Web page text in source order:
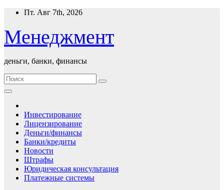
Перейти
содержимому
Пт. Авг 7th, 2026
Менеджмент
деньги, банки, финансы
Инвестирование
Лицензирование
Деньги/финансы
Банки/кредиты
Новости
Штрафы
Юридическая консультация
Платежные системы